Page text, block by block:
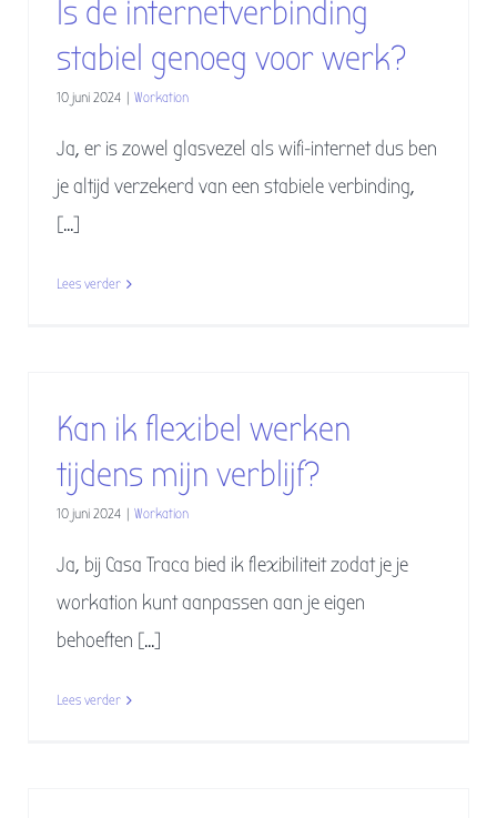
Is de internetverbinding
stabiel genoeg voor werk?
10 juni 2024 | Workation
Ja, er is zowel glasvezel als wifi-internet dus ben
je altijd verzekerd van een stabiele verbinding,
[...]
Lees verder
Kan ik flexibel werken
tijdens mijn verblijf?
10 juni 2024 | Workation
Ja, bij Casa Traca bied ik flexibiliteit zodat je je
workation kunt aanpassen aan je eigen
behoeften [...]
Lees verder